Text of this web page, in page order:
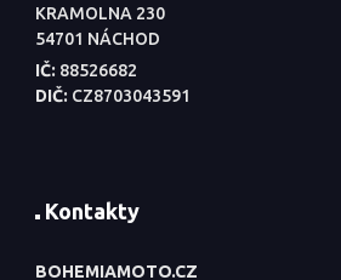
KRAMOLNA 230
54701 NÁCHOD
IČ: 88526682
DIČ: CZ8703043591
Kontakty
BOHEMIAMOTO.CZ